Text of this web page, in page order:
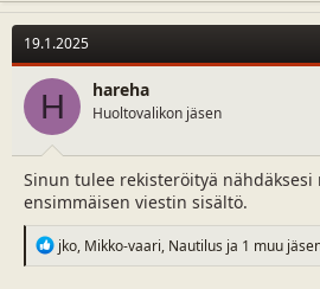
c
t
i
o
n
s
:
19.1.2025
H hareha
Huoltovalikon jäsen
Sinun tulee rekisteröityä
ensimmäisen viestin sisältö.
R
e
jko, Mikko-vaari, Nautilus ja 1 muu